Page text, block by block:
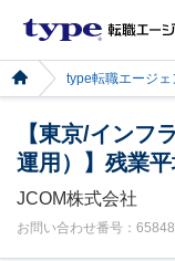
type転職エージェ
【東京/インフ
運用）】残業
JCOM株式会社
お問い合わせ番号：